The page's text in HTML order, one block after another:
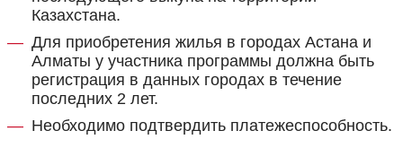
Казахстана.
Для приобретения жилья в городах Астана и
Алматы у участника программы должна быть
регистрация в данных городах в течение
последних 2 лет.
Необходимо подтвердить платежеспособность.